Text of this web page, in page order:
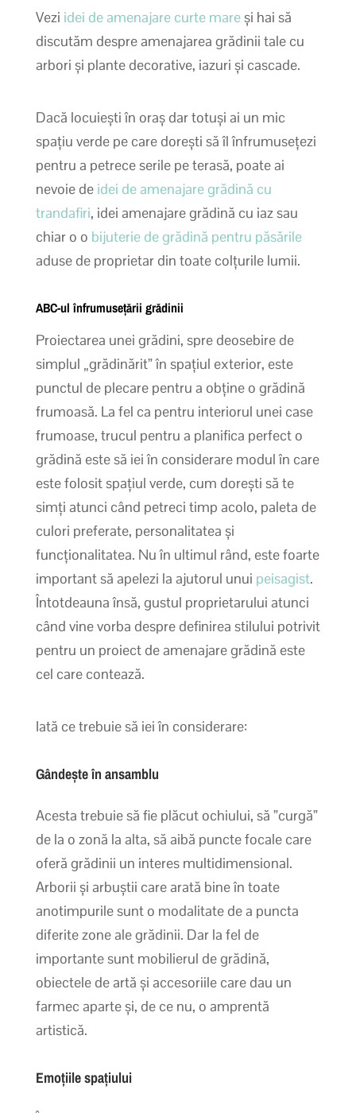
Vezi idei de amenajare curte mareși hai să
discutăm despre amenajarea grădinii tale cu
arbori și plante decorative, iazuri și cascade.
Dacă locuiești în oraș dar totuși ai un mic
spațiu verde pe care dorești să îl înfrumusețezi
pentru a petrece serile pe terasă, poate ai
nevoie de idei de amenajare grădină cu
trandafiri, idei amenajare grădină cu iaz sau
chiar o o bijuterie de grădină pentru păsările
aduse de proprietar din toate colțurile lumii.
ABC-ul înfrumusețării grădinii
Proiectarea unei grădini, spre deosebire de
simplul „grădinărit” în spațiul exterior, este
punctul de plecare pentru a obține o grădină
frumoasă. La fel ca pentru interiorul unei case
frumoase, trucul pentru a planifica perfect o
grădină este să iei în considerare modul în care
este folosit spațiul verde, cum dorești să te
simți atunci când petreci timp acolo, paleta de
culori preferate, personalitatea și
funcționalitatea. Nu în ultimul rând, este foarte
important să apelezi la ajutorul unui peisagist.
Întotdeauna însă, gustul proprietarului atunci
când vine vorba despre definirea stilului potrivit
pentru un proiect de amenajare grădină este
cel care contează.
Iată ce trebuie să iei în considerare:
Gândește în ansamblu
Acesta trebuie să fie plăcut ochiului, să ”curgă”
de la o zonă la alta, să aibă puncte focale care
oferă grădinii un interes multidimensional.
Arborii și arbuștii care arată bine în toate
anotimpurile sunt o modalitate de a puncta
diferite zone ale grădinii. Dar la fel de
importante sunt mobilierul de grădină,
obiectele de artă și accesoriile care dau un
farmec aparte și, de ce nu, o amprentă
artistică.
Emoțiile spațiului